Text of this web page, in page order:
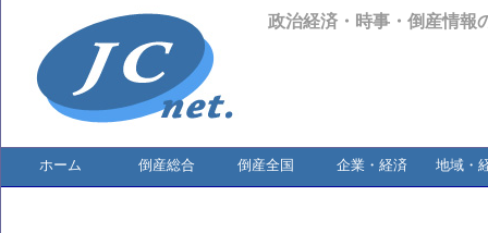
政治経済・時事・倒産情報
ホーム 倒産総合 倒産全国 企業・経済 地域・